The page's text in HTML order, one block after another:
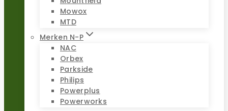
Mowox
MTD
Merken N-P
NAC
Orbex
Parkside
Philips
Powerplus
Powerworks